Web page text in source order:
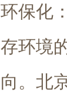
环保化
存环境
向。北